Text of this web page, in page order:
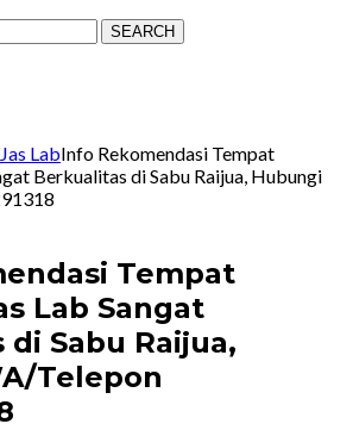
SEARCH
LabInfo Rekomendasi Tempat
Berkualitas di Sabu Raijua, Hubungi
Tempat
Lab Sangat
Sabu Raijua,
Telepon